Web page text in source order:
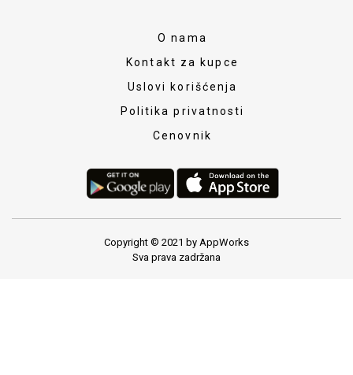
O nama
Kontakt za kupce
Uslovi korišćenja
Politika privatnosti
Cenovnik
Copyright © 2021 by AppWorks
Sva prava zadržana